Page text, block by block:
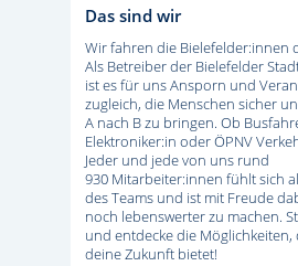
Das sind wir
Wir fahren die Bielefelder:innen
Als Betreiber der Bielefelder
ist es für uns Ansporn und
zugleich, die Menschen sicher
A nach B zu bringen. Ob
Elektroniker:in oder ÖPNV
Jeder und jede von uns rund
930 Mitarbeiter:innen fühlt sich
des Teams und ist mit Freude
noch lebenswerter zu machen.
und entdecke die
deine Zukunft bietet!